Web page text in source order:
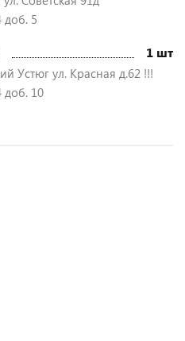
доб. 5
1 шт
Устюг ул. Красная д.62 !!!
доб. 10